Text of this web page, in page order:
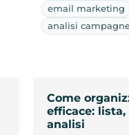
email marketing
analisi
Come
efficace:
analisi